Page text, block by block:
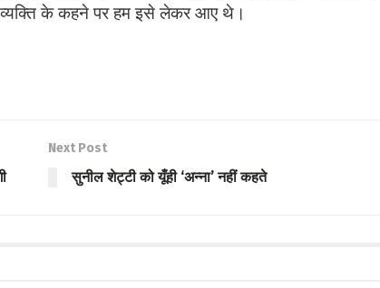
व्यक्ति के कहने पर हम इसे लेकर आए थे।
Next Post
सुनील शेट्टी को यूँही ‘अन्ना’ नहीं कहते